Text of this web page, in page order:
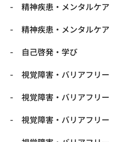
精神疾患・メンタルケア
精神疾患・メンタルケア
自己啓発・学び
視覚障害・バリアフリー
視覚障害・バリアフリー
視覚障害・バリアフリー